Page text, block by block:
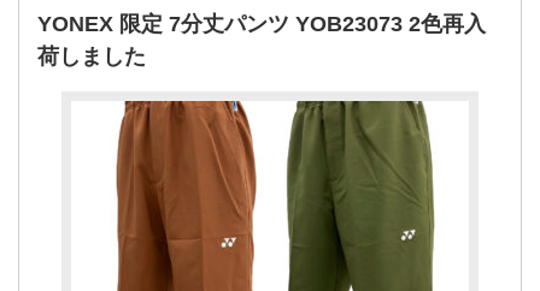
YONEX 限定 7分丈パンツ YOB23073 2色再入
荷しました